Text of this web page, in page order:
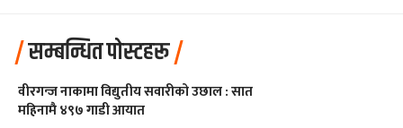
सम्बन्धित पोस्टहरू
वीरगन्ज नाकामा विद्युतीय सवारीको उछाल : सात
महिनामै ४९७ गाडी आयात